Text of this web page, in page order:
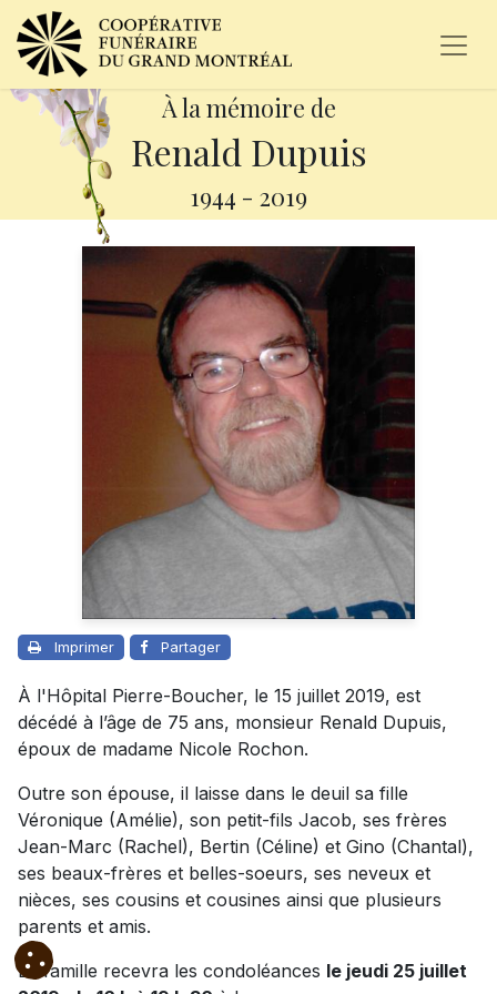
À la mémoire de
Renald Dupuis
1944 - 2019
Imprimer Partager
À l'Hôpital Pierre-Boucher, le 15 juillet 2019, est
décédé à l’âge de 75 ans, monsieur Renald Dupuis,
époux de madame Nicole Rochon.
Outre son épouse, il laisse dans le deuil sa fille
Véronique (Amélie), son petit-fils Jacob, ses frères
Jean-Marc (Rachel), Bertin (Céline) et Gino (Chantal),
ses beaux-frères et belles-soeurs, ses neveux et
nièces, ses cousins et cousines ainsi que plusieurs
parents et amis.
La famille recevra les condoléances le jeudi 25 juillet